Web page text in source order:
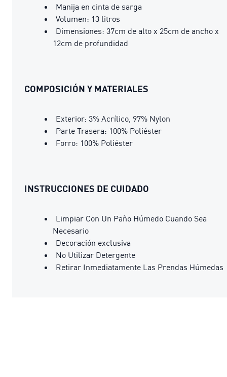
Manija en cinta de sarga
Volumen: 13 litros
Dimensiones: 37cm de alto x 25cm de ancho x
12cm de profundidad
COMPOSICIÓN Y MATERIALES
Exterior: 3% Acrílico, 97% Nylon
Parte Trasera: 100% Poliéster
Forro: 100% Poliéster
INSTRUCCIONES DE CUIDADO
Limpiar Con Un Paño Húmedo Cuando Sea
Necesario
Decoración exclusiva
No Utilizar Detergente
Retirar Inmediatamente Las Prendas Húmedas